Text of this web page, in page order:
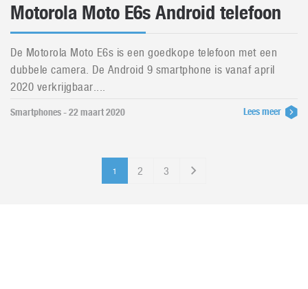
Motorola Moto E6s Android telefoon
De Motorola Moto E6s is een goedkope telefoon met een
dubbele camera. De Android 9 smartphone is vanaf april
2020 verkrijgbaar....
Smartphones - 22 maart 2020 Lees meer
1 2 3